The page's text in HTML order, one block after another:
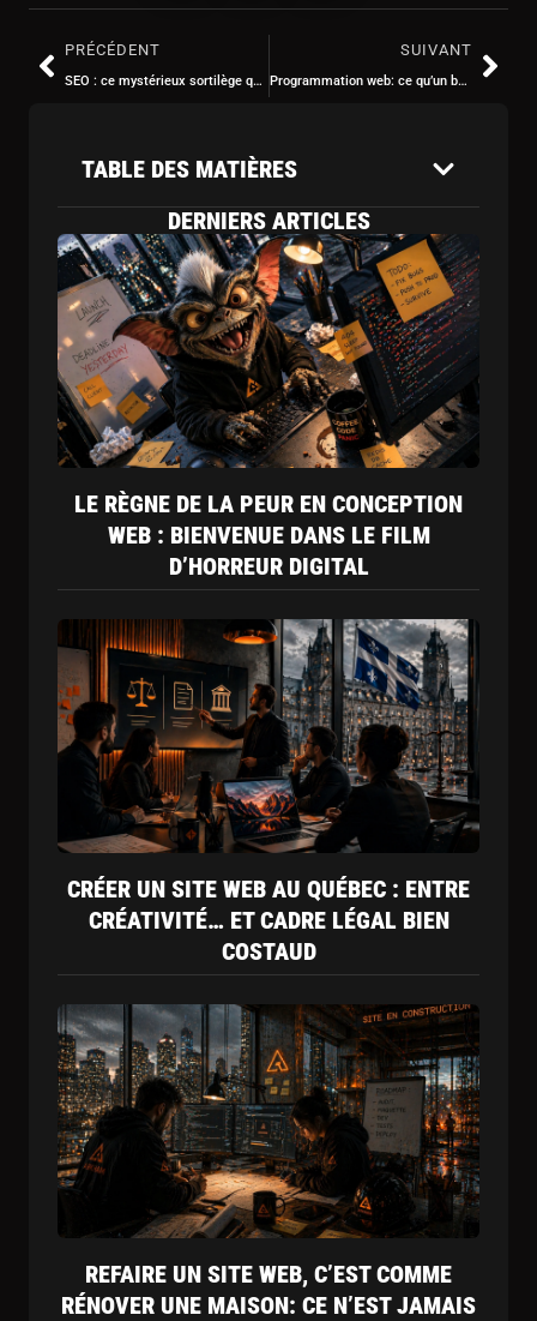
PRÉCÉDENT
SEO : ce mystérieux sortilège qui fait apparaître votre site dans Google (ou pas)
SUIVANT
Programmation web: ce qu’un bon développeur voit… et que vous ne verrez jamais (mais qui sauve votre site)
TABLE DES MATIÈRES
DERNIERS ARTICLES
LE RÈGNE DE LA PEUR EN CONCEPTION
WEB : BIENVENUE DANS LE FILM
D’HORREUR DIGITAL
CRÉER UN SITE WEB AU QUÉBEC : ENTRE
CRÉATIVITÉ… ET CADRE LÉGAL BIEN
COSTAUD
REFAIRE UN SITE WEB, C’EST COMME
RÉNOVER UNE MAISON: CE N’EST JAMAIS